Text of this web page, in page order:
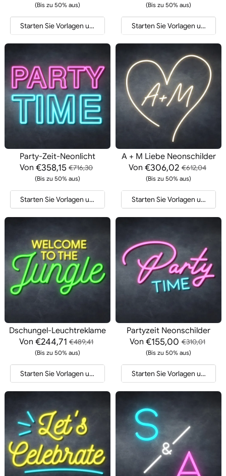
(Bis zu 50% aus)
Starten Sie Vorlagen und Angebote
(Bis zu 50% aus)
Starten Sie Vorlagen und
Party-Zeit-Neonlicht
Von €358,15 €716,30
(Bis zu 50% aus)
Starten Sie Vorlagen und Angebote
A + M Liebe Neonschilder
Von€306,02 €612,04
(Bis zu 50% aus)
Starten Sie Vorlagen und
Dschungel-Leuchtreklame
Von €244,71 €489,41
(Bis zu 50% aus)
Starten Sie Vorlagen und Angebote
Partyzeit Neonschilder
Von€155,00 €310,01
(Bis zu 50% aus)
Starten Sie Vorlagen und